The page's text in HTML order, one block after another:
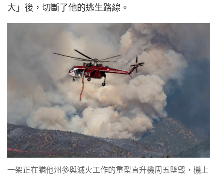
大」後，切斷了他的逃生路線。
一架正在猶他州參與滅火工作的重型直升機周五墜毀，機上